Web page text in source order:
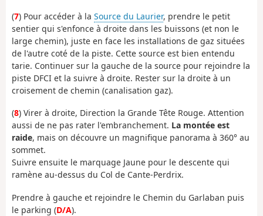
(7) Pour accéder à la Source du Laurier, prendre le petit
sentier qui s'enfonce à droite dans les buissons (et non le
large chemin), juste en face les installations de gaz situées
de l'autre coté de la piste. Cette source est bien entendu
tarie. Continuer sur la gauche de la source pour rejoindre la
piste DFCI et la suivre à droite. Rester sur la droite à un
croisement de chemin (canalisation gaz).
(8) Virer à droite, Direction la Grande Tête Rouge. Attention
aussi de ne pas rater l'embranchement. La montée est
raide, mais on découvre un magnifique panorama à 360° au
sommet.
Suivre ensuite le marquage Jaune pour le descente qui
ramène au-dessus du Col de Cante-Perdrix.
Prendre à gauche et rejoindre le Chemin du Garlaban puis
le parking (D/A).